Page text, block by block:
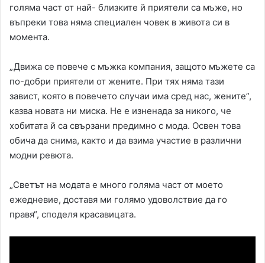
голяма част от най- близките й приятели са мъже, но
въпреки това няма специален човек в живота си в
момента.
„Движа се повече с мъжка компания, защото мъжете са
по-добри приятели от жените. При тях няма тази
завист, която в повечето случаи има сред нас, жените”,
казва новата ни миска. Не е изненада за никого, че
хобитата й са свързани предимно с мода. Освен това
обича да снима, както и да взима участие в различни
модни ревюта.
„Светът на модата е много голяма част от моето
ежедневие, доставя ми голямо удоволствие да го
правя“, споделя красавицата.